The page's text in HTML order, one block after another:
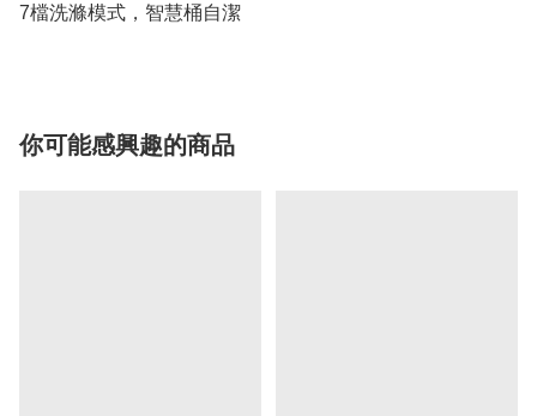
7檔洗滌模式，智慧桶自潔
你可能感興趣的商品